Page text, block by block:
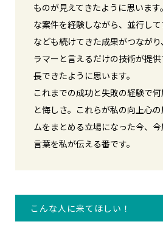
ものが見えてきたように思いま
な案件を経験しながら、並行し
なども続けてきた成果がつなが
ラマーと言えるだけの技術が提
長できたように思います。
これまでの成功と失敗の経験で
と悔しさ。これらが私の向上心
ムをまとめる立場になった今、
言葉を私が伝える番です。
こんな人に来てほしい！